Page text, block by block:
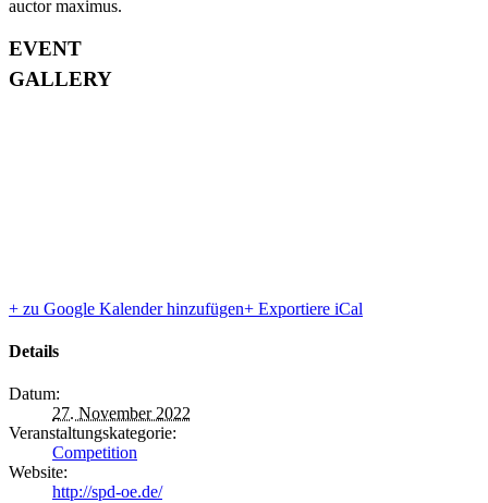
auctor maximus.
EVENT
GALLERY
+ zu Google Kalender hinzufügen+ Exportiere iCal
Details
Datum:
27. November 2022
Veranstaltungskategorie:
Competition
Website:
http://spd-oe.de/